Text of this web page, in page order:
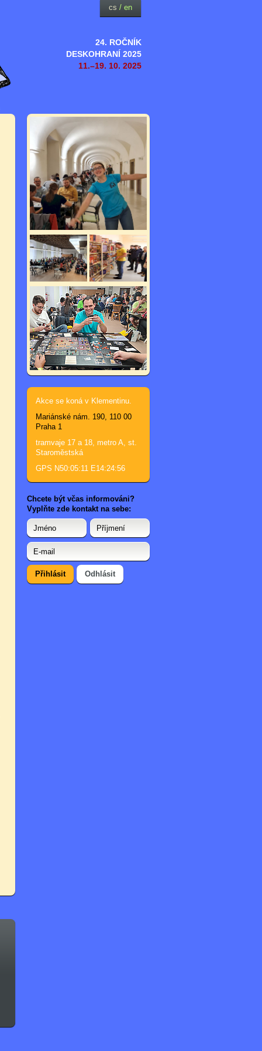
24. ROČNÍK
DESKOHRANÍ 2025
11.–19. 10. 2025
cs / en
Akce se koná v Klementinu.
Mariánské nám. 190, 110 00
Praha 1
tramvaje 17 a 18, metro A, st.
Staroměstská
GPS N50:05:11 E14:24:56
Chcete být včas informováni?
Vyplňte zde kontakt na sebe: